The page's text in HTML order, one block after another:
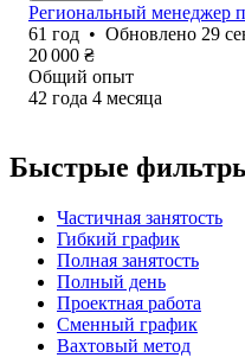
Региональный менеджер
61 год • Обновлено 29
20 000 ₴
Общий опыт
42 года 4 месяца
Быстрые
Частичная занятость
Гибкий график
Полная занятость
Полный день
Проектная работа
Сменный график
Вахтовый метод